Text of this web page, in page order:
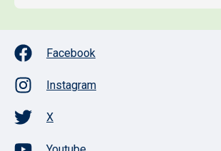
Facebook
Instagram
X